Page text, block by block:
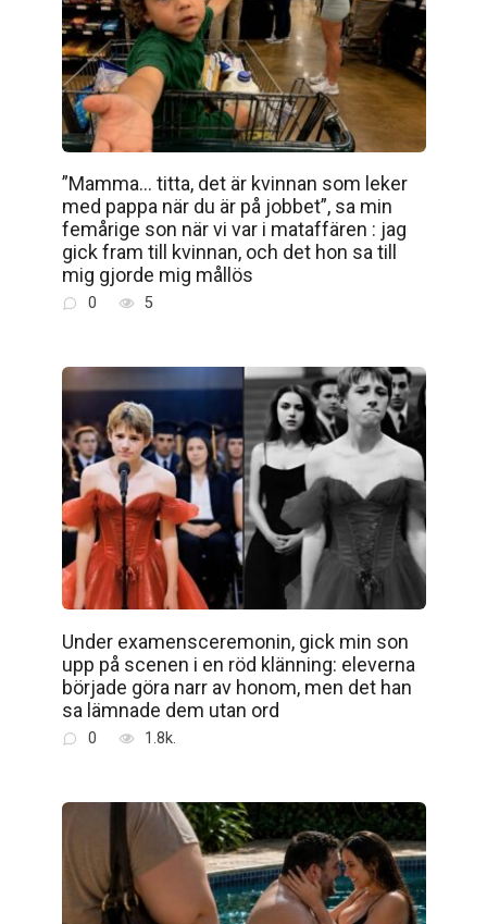
”Mamma… titta, det är kvinnan som leker
med pappa när du är på jobbet”, sa min
femårige son när vi var i mataffären : jag
gick fram till kvinnan, och det hon sa till
mig gjorde mig mållös
0 5
Under examensceremonin, gick min son
upp på scenen i en röd klänning: eleverna
började göra narr av honom, men det han
sa lämnade dem utan ord
0 1.8k.